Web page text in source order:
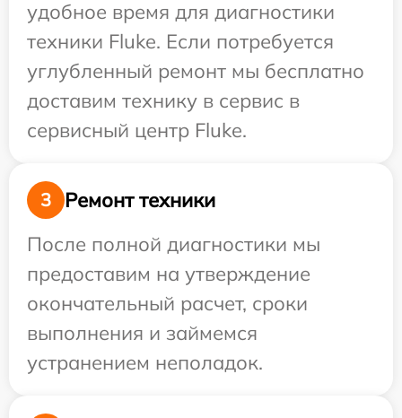
удобное время для диагностики
техники Fluke. Если потребуется
углубленный ремонт мы бесплатно
доставим технику в сервис в
сервисный центр Fluke.
3
Ремонт техники
После полной диагностики мы
предоставим на утверждение
окончательный расчет, сроки
выполнения и займемся
устранением неполадок.